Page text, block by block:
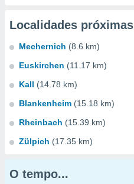
Localidades próximas
Mechernich (8.6 km)
Euskirchen (11.17 km)
Kall (14.78 km)
Blankenheim (15.18 km)
Rheinbach (15.39 km)
Zülpich (17.35 km)
O tempo...